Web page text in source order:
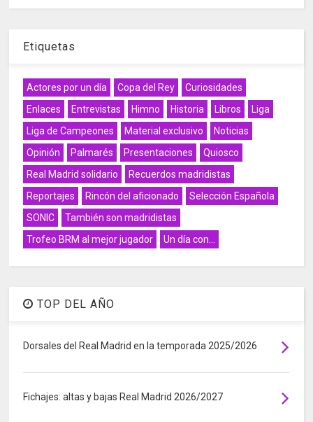
Etiquetas
Actores por un día Copa del Rey
Curiosidades
Enlaces
Entrevistas Himno Historia Libros
Liga
Liga de Campeones
Material exclusivo
Noticias
Opinión
Palmarés Presentaciones
Quiosco
Real Madrid solidario
Recuerdos madridistas
Reportajes
Rincón del aficionado
Selección Española
SONIC
También son madridistas
Trofeo BRM al mejor jugador
Un día con...
TOP DEL AÑO
Dorsales del Real Madrid en la temporada 2025/2026
Fichajes: altas y bajas Real Madrid 2026/2027